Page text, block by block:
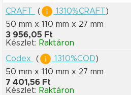
CRAFT ( 1310%CRAFT)
50 mm x 110 mm x 27 mm
3 956,05 Ft
Készlet: Raktáron
Codex
( 1310%COD)
50 mm x 110 mm x 27 mm
7 401,56 Ft
Készlet: Raktáron